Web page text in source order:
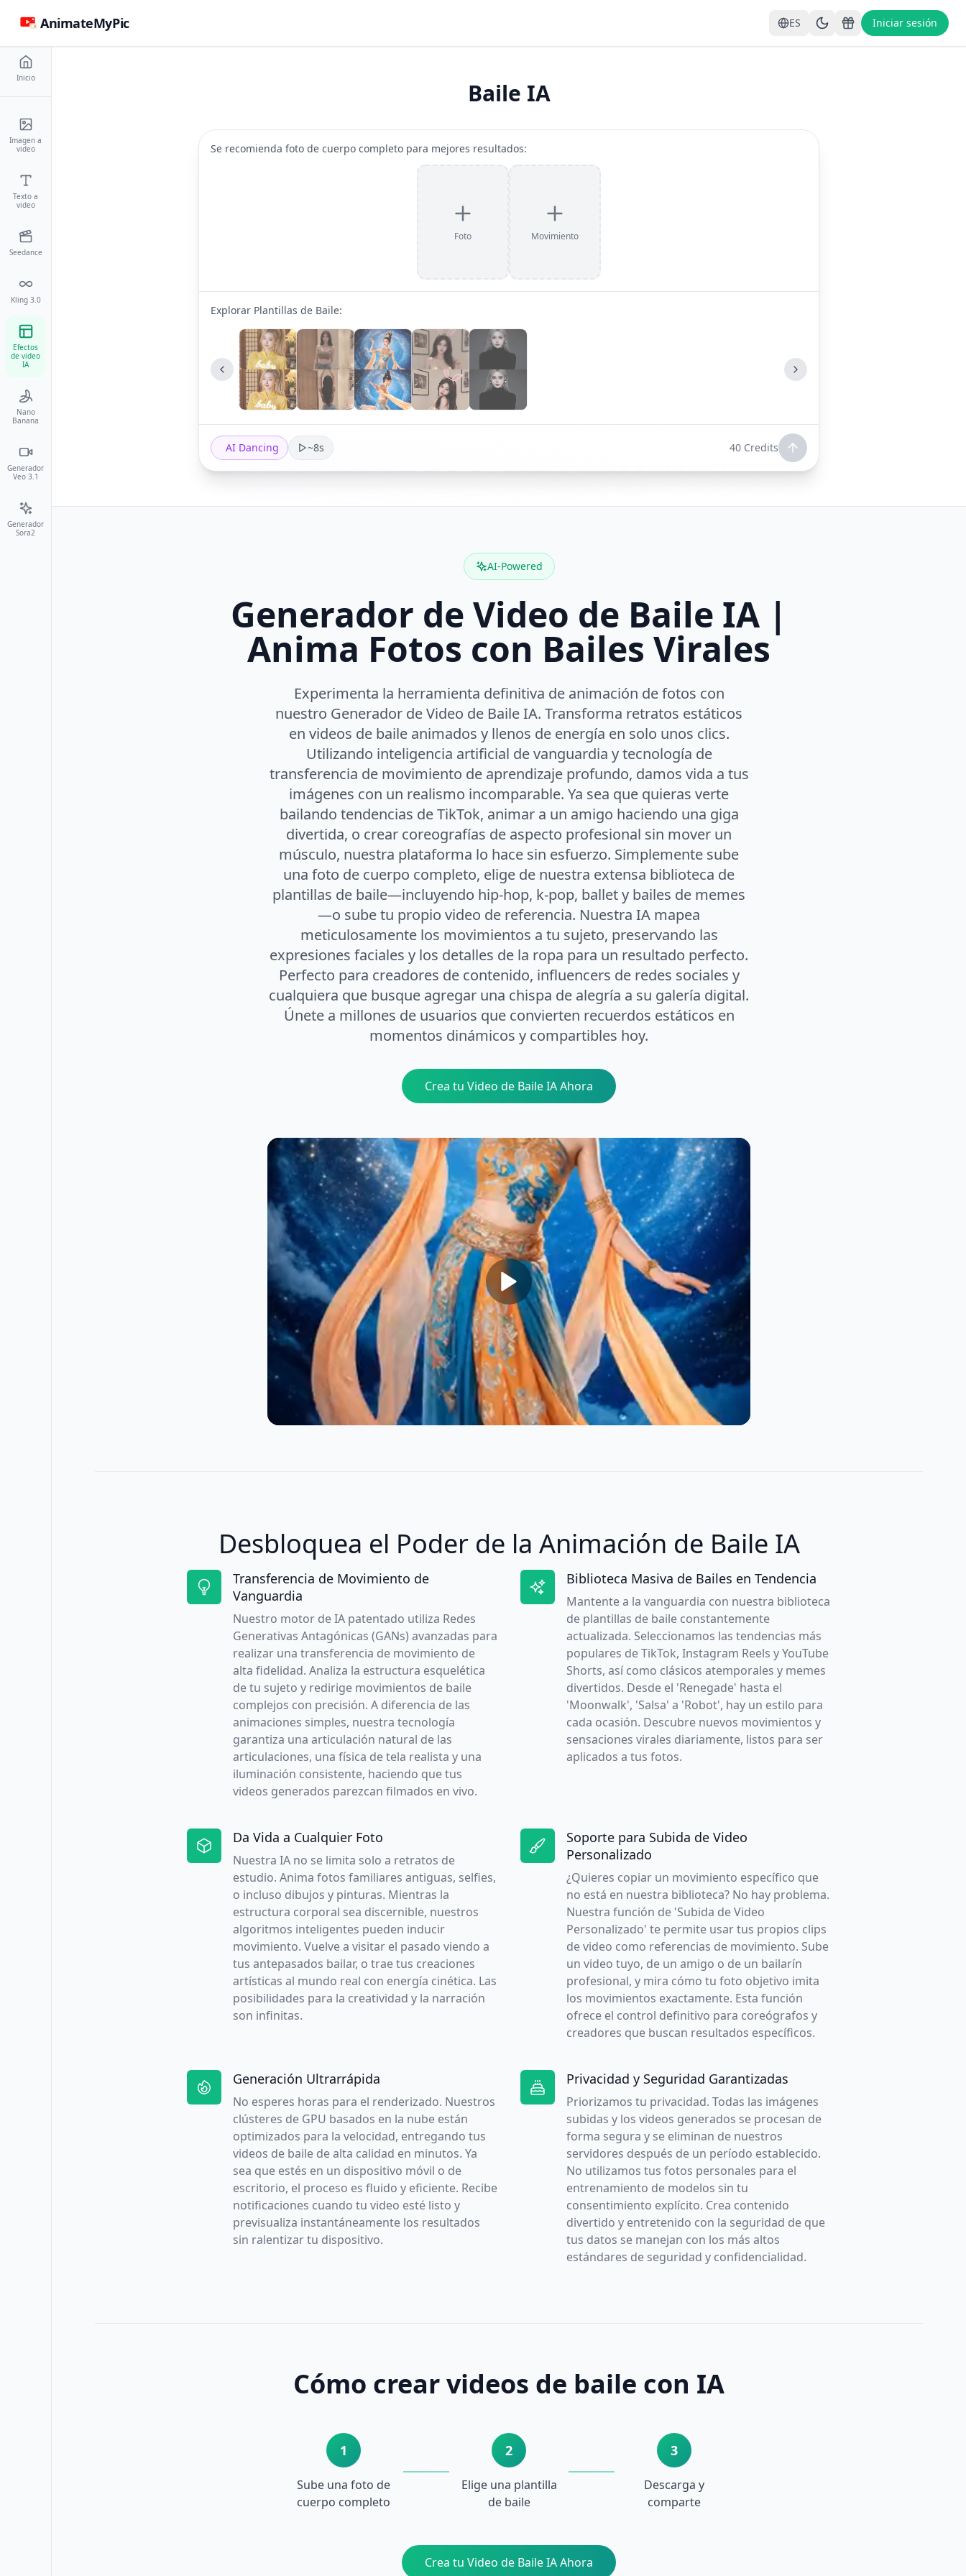
AnimateMyPic ES Iniciar sesión
Inicio
Imagen a
video
Texto a
video
Seedance
Kling 3.0
Efectos
de video
IA
Nano
Banana
Generador
Veo 3.1
Generador
Sora2
Baile IA
Se recomienda foto de cuerpo completo para mejores resultados:
Foto Movimiento
Explorar Plantillas de Baile:
AI Dancing ~8s 40 Credits
AI-Powered
Generador de Video de Baile IA |
Anima Fotos con Bailes Virales
Experimenta la herramienta definitiva de animación de fotos con
nuestro Generador de Video de Baile IA. Transforma retratos estáticos
en videos de baile animados y llenos de energía en solo unos clics.
Utilizando inteligencia artificial de vanguardia y tecnología de
transferencia de movimiento de aprendizaje profundo, damos vida a tus
imágenes con un realismo incomparable. Ya sea que quieras verte
bailando tendencias de TikTok, animar a un amigo haciendo una giga
divertida, o crear coreografías de aspecto profesional sin mover un
músculo, nuestra plataforma lo hace sin esfuerzo. Simplemente sube
una foto de cuerpo completo, elige de nuestra extensa biblioteca de
plantillas de baile—incluyendo hip-hop, k-pop, ballet y bailes de memes
—o sube tu propio video de referencia. Nuestra IA mapea
meticulosamente los movimientos a tu sujeto, preservando las
expresiones faciales y los detalles de la ropa para un resultado perfecto.
Perfecto para creadores de contenido, influencers de redes sociales y
cualquiera que busque agregar una chispa de alegría a su galería digital.
Únete a millones de usuarios que convierten recuerdos estáticos en
momentos dinámicos y compartibles hoy.
Crea tu Video de Baile IA Ahora
Desbloquea el Poder de la Animación de Baile IA
Transferencia de Movimiento de
Vanguardia
Nuestro motor de IA patentado utiliza Redes
Generativas Antagónicas (GANs) avanzadas para
realizar una transferencia de movimiento de
alta fidelidad. Analiza la estructura esquelética
de tu sujeto y redirige movimientos de baile
complejos con precisión. A diferencia de las
animaciones simples, nuestra tecnología
garantiza una articulación natural de las
articulaciones, una física de tela realista y una
iluminación consistente, haciendo que tus
videos generados parezcan filmados en vivo.
Biblioteca Masiva de Bailes en Tendencia
Mantente a la vanguardia con nuestra biblioteca
de plantillas de baile constantemente
actualizada. Seleccionamos las tendencias más
populares de TikTok, Instagram Reels y YouTube
Shorts, así como clásicos atemporales y memes
divertidos. Desde el 'Renegade' hasta el
'Moonwalk', 'Salsa' a 'Robot', hay un estilo para
cada ocasión. Descubre nuevos movimientos y
sensaciones virales diariamente, listos para ser
aplicados a tus fotos.
Da Vida a Cualquier Foto
Nuestra IA no se limita solo a retratos de
estudio. Anima fotos familiares antiguas, selfies,
o incluso dibujos y pinturas. Mientras la
estructura corporal sea discernible, nuestros
algoritmos inteligentes pueden inducir
movimiento. Vuelve a visitar el pasado viendo a
tus antepasados bailar, o trae tus creaciones
artísticas al mundo real con energía cinética. Las
posibilidades para la creatividad y la narración
son infinitas.
Soporte para Subida de Video
Personalizado
¿Quieres copiar un movimiento específico que
no está en nuestra biblioteca? No hay problema.
Nuestra función de 'Subida de Video
Personalizado' te permite usar tus propios clips
de video como referencias de movimiento. Sube
un video tuyo, de un amigo o de un bailarín
profesional, y mira cómo tu foto objetivo imita
los movimientos exactamente. Esta función
ofrece el control definitivo para coreógrafos y
creadores que buscan resultados específicos.
Generación Ultrarrápida
No esperes horas para el renderizado. Nuestros
clústeres de GPU basados en la nube están
optimizados para la velocidad, entregando tus
videos de baile de alta calidad en minutos. Ya
sea que estés en un dispositivo móvil o de
escritorio, el proceso es fluido y eficiente. Recibe
notificaciones cuando tu video esté listo y
previsualiza instantáneamente los resultados
sin ralentizar tu dispositivo.
Privacidad y Seguridad Garantizadas
Priorizamos tu privacidad. Todas las imágenes
subidas y los videos generados se procesan de
forma segura y se eliminan de nuestros
servidores después de un período establecido.
No utilizamos tus fotos personales para el
entrenamiento de modelos sin tu
consentimiento explícito. Crea contenido
divertido y entretenido con la seguridad de que
tus datos se manejan con los más altos
estándares de seguridad y confidencialidad.
Cómo crear videos de baile con IA
1
Sube una foto de
cuerpo completo
2
Elige una plantilla
de baile
3
Descarga y
comparte
Crea tu Video de Baile IA Ahora